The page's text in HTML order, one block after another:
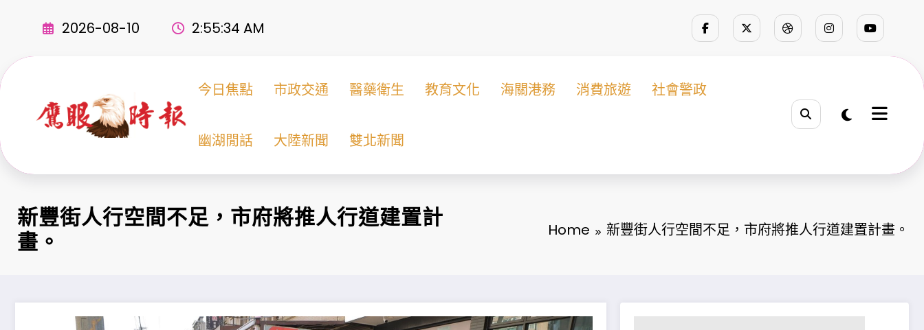
2026-08-10 2:55:35 AM
今日焦點 市政交通 醫藥衛生 教育文化 海關港務 消費旅遊 社會警政
幽湖閒話 大陸新聞 雙北新聞
新豐街人行空間不足，市府將推人行道建置計
畫。
Home 新豐街人行空間不足，市府將推人行道建置計畫。